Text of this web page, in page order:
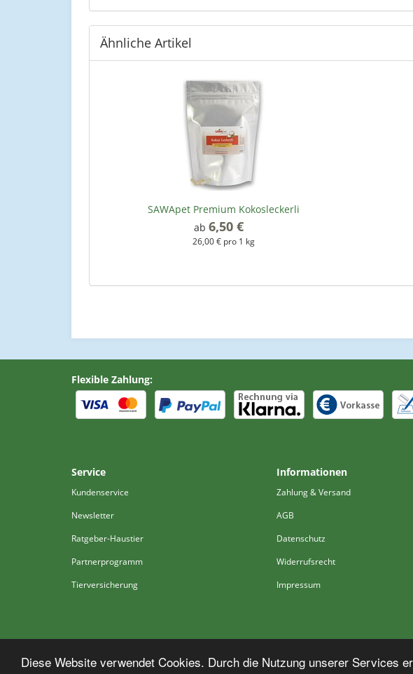
Diese Website verwendet Cookies. Durch die Nutzung unserer Services
Ähnliche Artikel
SAWApet Premium Kokosleckerli
ab 6,50 €
26,00 € pro 1 kg
Flexible Zahlung:
Service
Kundenservice
Newsletter
Ratgeber-Haustier
Partnerprogramm
Tierversicherung
Informationen
Zahlung & Versand
AGB
Datenschutz
Widerrufsrecht
Impressum
*Alle